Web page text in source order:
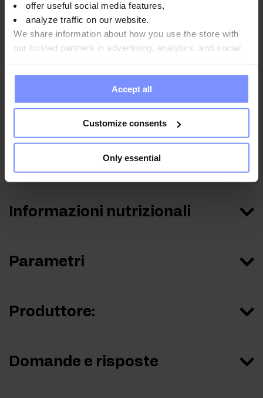
offer useful social media features,
analyze traffic on our website.
We share information about how you use the store with
our trusted partners in advertising, analytics, and social
information you have provided to them or that they have
collected when you use their services. Do you agree?
Accept all
Customize consents
Only essential
principalmente come ingrediente di integratori alimentari, tra
l’altro grazie al suo contenuto di preziose saponine. Nel
preparato OstroVit è stato utilizzato un estratto di tribulus
elevato contenuto di questo prezioso ingrediente in ogni
Istruzioni per l'uso
Informazioni nutrizionali
Parametri
Produttore:
Domande e risposte